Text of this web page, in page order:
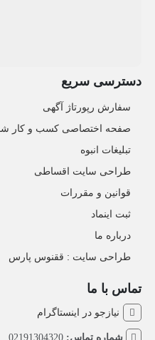
دسترسی سریع
سفارش رپورتاژ آگهی
صفحه اختصاصی کسب و کار
تبلیغات انبوه
طراحی سایت اقساطی
قوانین و مقررات
ثبت اینماد
درباره ما
طراحی سایت : ققنوس پارس
تماس با ما
نیازجو در اینستاگرام
شماره تماس:02191304320